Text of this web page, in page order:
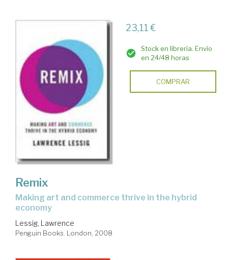
23,11 €
Stock en librería. Envío
en 24/48 horas
COMPRAR
Remix
making art and commerce thrive in the hybrid
economy
Lessig, Lawrence
Penguin Books. London, 2008